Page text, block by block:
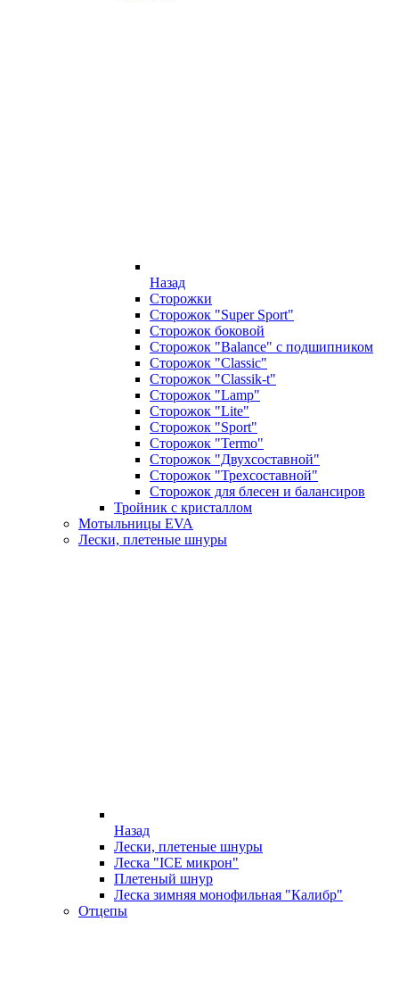
Назад
Сторожки
Сторожок "Super Sport"
Сторожок боковой
Сторожок "Balance" с подшипником
Сторожок "Classic"
Сторожок "Classik-t"
Сторожок "Lamp"
Сторожок "Lite"
Сторожок "Sport"
Сторожок "Termo"
Сторожок "Двухсоставной"
Сторожок "Трехсоставной"
Сторожок для блесен и балансиров
Тройник с кристаллом
Мотыльницы EVA
Лески, плетеные шнуры
Назад
Лески, плетеные шнуры
Леска "ICE микрон"
Плетеный шнур
Леска зимняя монофильная "Калибр"
Отцепы